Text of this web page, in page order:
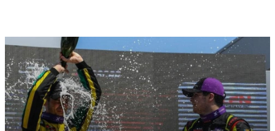
Ο Έλληνας τενίστας προηγήθηκε 2-1, όμως κάποια
αβίαστα λάθη σε κρίσιμα σημεία επέτρεψαν στον
Αμερικανό να κάνει την ανατροπή και να φτάσει στην
μεγάλη νίκη.
Το ματς: